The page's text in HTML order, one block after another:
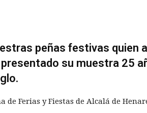
peñas festivas quien
su muestra 25
de Ferias y Fiestas de Alcalá de